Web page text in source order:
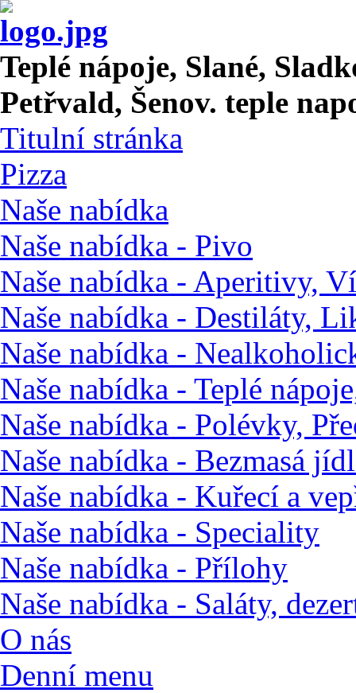
Teplé nápoje, Slané,
Petřvald, Šenov. teple
Titulní stránka
Pizza
Naše nabídka
Naše nabídka - Pivo
Naše nabídka - Aperitivy,
Naše nabídka - Destiláty,
Naše nabídka -
Naše nabídka - Teplé
Naše nabídka - Polévky,
Naše nabídka - Bezmasá
Naše nabídka - Kuřecí a
Naše nabídka - Speciality
Naše nabídka - Přílohy
Naše nabídka - Saláty,
O nás
Denní menu